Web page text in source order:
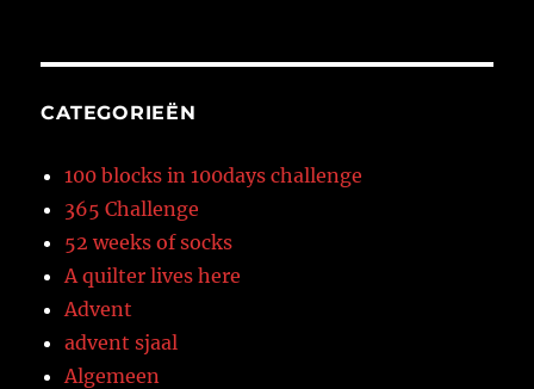
CATEGORIEËN
100 blocks in 100days challenge
365 Challenge
52 weeks of socks
A quilter lives here
Advent
advent sjaal
Algemeen